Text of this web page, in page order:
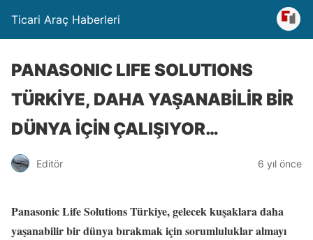
Ticari Araç Haberleri
PANASONIC LIFE SOLUTIONS
TÜRKİYE, DAHA YAŞANABİLİR BİR
DÜNYA İÇİN ÇALIŞIYOR…
Editör 6 yıl önce
Panasonic Life Solutions Türkiye, gelecek kuşaklara daha
yaşanabilir bir dünya bırakmak için sorumluluklar almayı